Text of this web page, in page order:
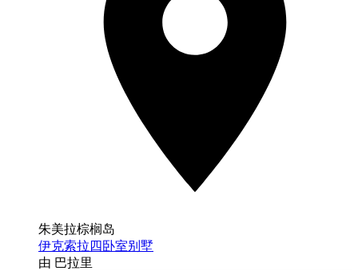
朱美拉棕榈岛
伊克索拉四卧室别墅
由 巴拉里